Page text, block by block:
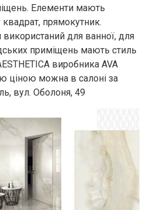
Елементи мають
прямокутник.
для ванної, для
приміщень мають стиль
виробника AVA
ціною можна в салоні за
вул. Оболоня, 49